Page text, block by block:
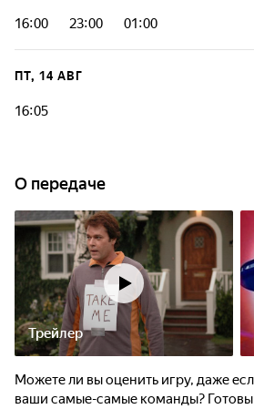
16:00 23:00 01:00
ПТ, 14 АВГ
16:05
О передаче
Трейлер
Можете ли вы оценить игру, даже
ваши самые-самые команды?